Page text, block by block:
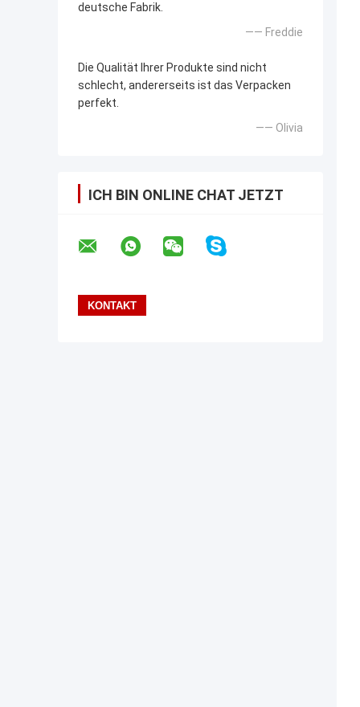
deutsche Fabrik.
—— Freddie
Die Qualität Ihrer Produkte sind nicht
schlecht, andererseits ist das Verpacken
perfekt.
—— Olivia
ICH BIN ONLINE CHAT JETZT